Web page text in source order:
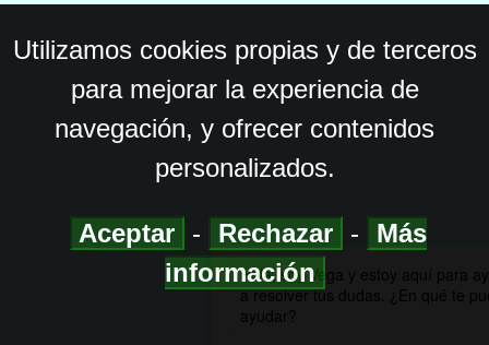
Utilizamos cookies propias y de terceros
para mejorar la experiencia de
navegación, y ofrecer contenidos
personalizados.
Aceptar - Rechazar -
Más
información